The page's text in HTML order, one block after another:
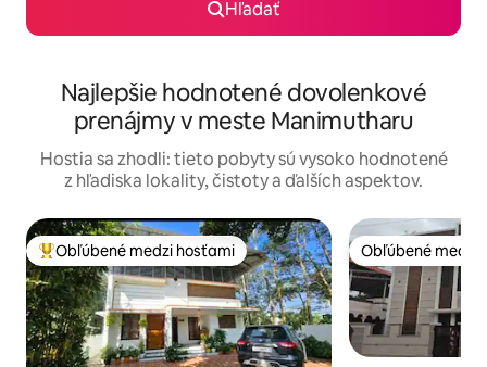
Hľadať
Najlepšie hodnotené dovolenkové
prenájmy v meste Manimutharu
Hostia sa zhodli: tieto pobyty sú vysoko hodnotené
z hľadiska lokality, čistoty a ďalších aspektov.
Najobľúbenejšie medzi hosťami
Obľúbené medzi hosťami Obľúbené medzi
Obľúbené medzi